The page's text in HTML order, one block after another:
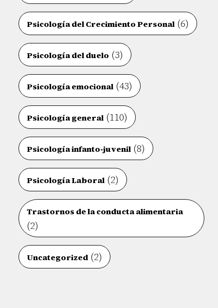
Psicología del Crecimiento Personal (6)
Psicología del duelo (3)
Psicología emocional (43)
Psicología general (110)
Psicología infanto-juvenil (8)
Psicología Laboral (2)
Trastornos de la conducta alimentaria
(2)
Uncategorized (2)